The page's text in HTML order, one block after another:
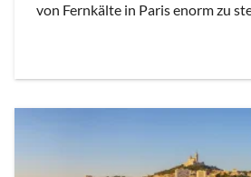
von Fernkälte in Paris enorm zu